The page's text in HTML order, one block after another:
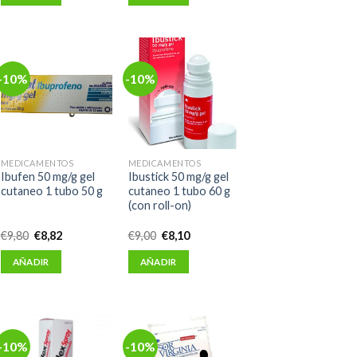
10%
MEDICAMENTOS
Ibufen 50 mg/g gel
cutaneo 1 tubo 50 g
€9,80 El
precio
original
era:
€8,82El
AÑADIR
-10%
MEDICAMENTOS
Ibustick 50 mg/g gel
cutaneo 1 tubo 60 g
(con roll-on)
€9,00 El
precio
original
era:
€8,10El
AÑADIR
10% -10%